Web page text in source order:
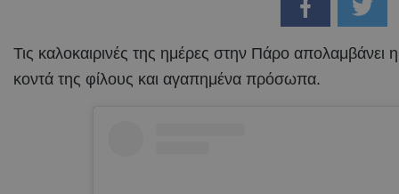
Τις καλοκαιρινές της ημέρες στην Πάρο απολαμβάνει
κοντά της φίλους και αγαπημένα πρόσωπα.